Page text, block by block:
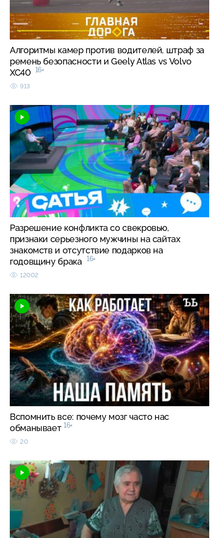
Алгоритмы камер против водителей, штраф за
ремень безопасности и Geely Atlas vs Volvo
XC40 16+
913
Разрешение конфликта со свекровью,
признаки серьезного мужчины на сайтах
знакомств и отсутствие подарков на
годовщину брака
16+
12002
Вспомнить все: почему мозг часто нас
обманывает 16+
20